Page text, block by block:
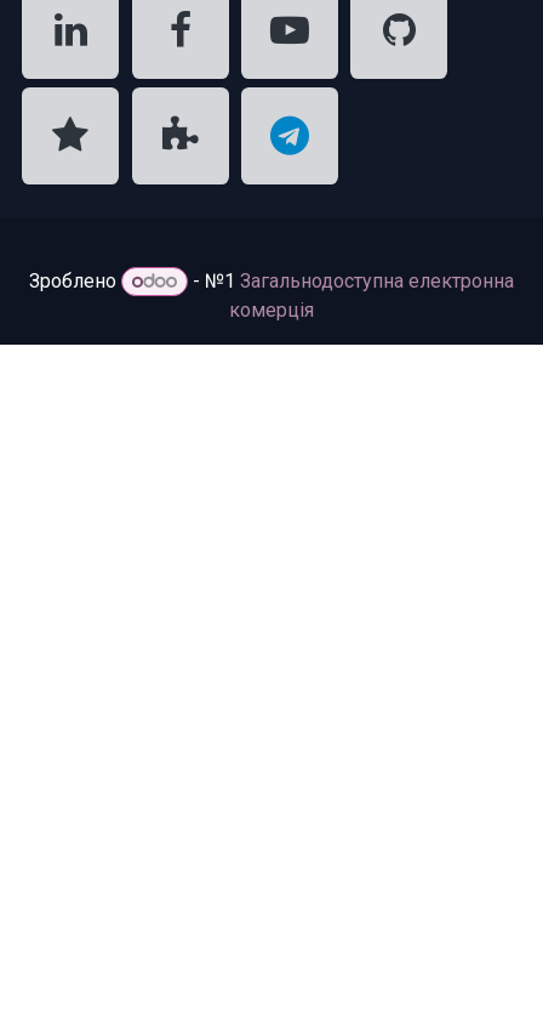
Зроблено - №1 Загальнодоступна електронна
комерція